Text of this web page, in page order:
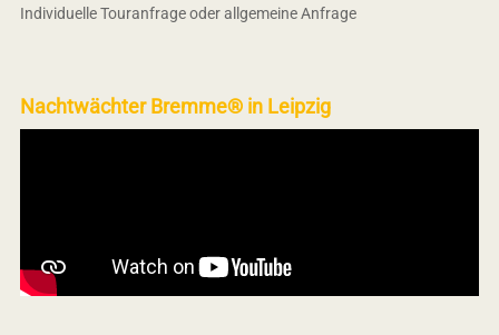
Individuelle Touranfrage oder allgemeine Anfrage
Nachtwächter Bremme® in Leipzig